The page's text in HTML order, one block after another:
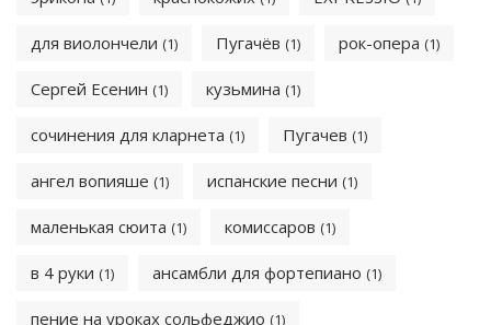
для виолончели (1) Пугачёв (1) рок-опера (1)
Сергей Есенин (1) кузьмина (1)
сочинения для кларнета (1) Пугачев (1)
ангел вопияше (1) испанские песни (1)
маленькая сюита (1) комиссаров (1)
в 4 руки (1) ансамбли для фортепиано (1)
пение на уроках сольфеджио (1)